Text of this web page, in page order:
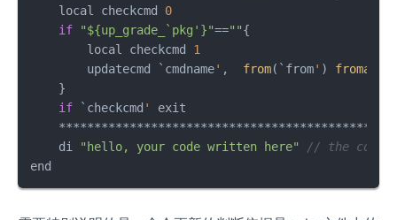
    local checkcmd
0
if
"${up_grade_`pkg'}"==""{
        local checkcmd
1
        updatecmd `cmdname
' , from(`from' ) froma
    }
if `checkcmd '
exit
    ********************************************
    di
"hello, your code written here"
// the
end